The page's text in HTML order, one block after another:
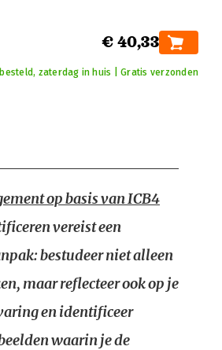
€ 40,33
besteld, zaterdag in huis | Gratis verzonden
op basis van ICB4
vereist een
bestudeer niet alleen
maar reflecteer ook op je
en identificeer
waarin je de